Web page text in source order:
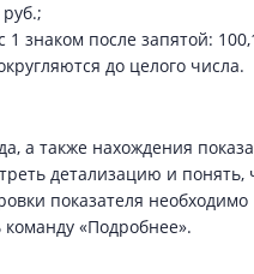
знаком после запятой:
до целого числа.
а также нахождения
детализацию и понять,
показателя
«Подробнее».